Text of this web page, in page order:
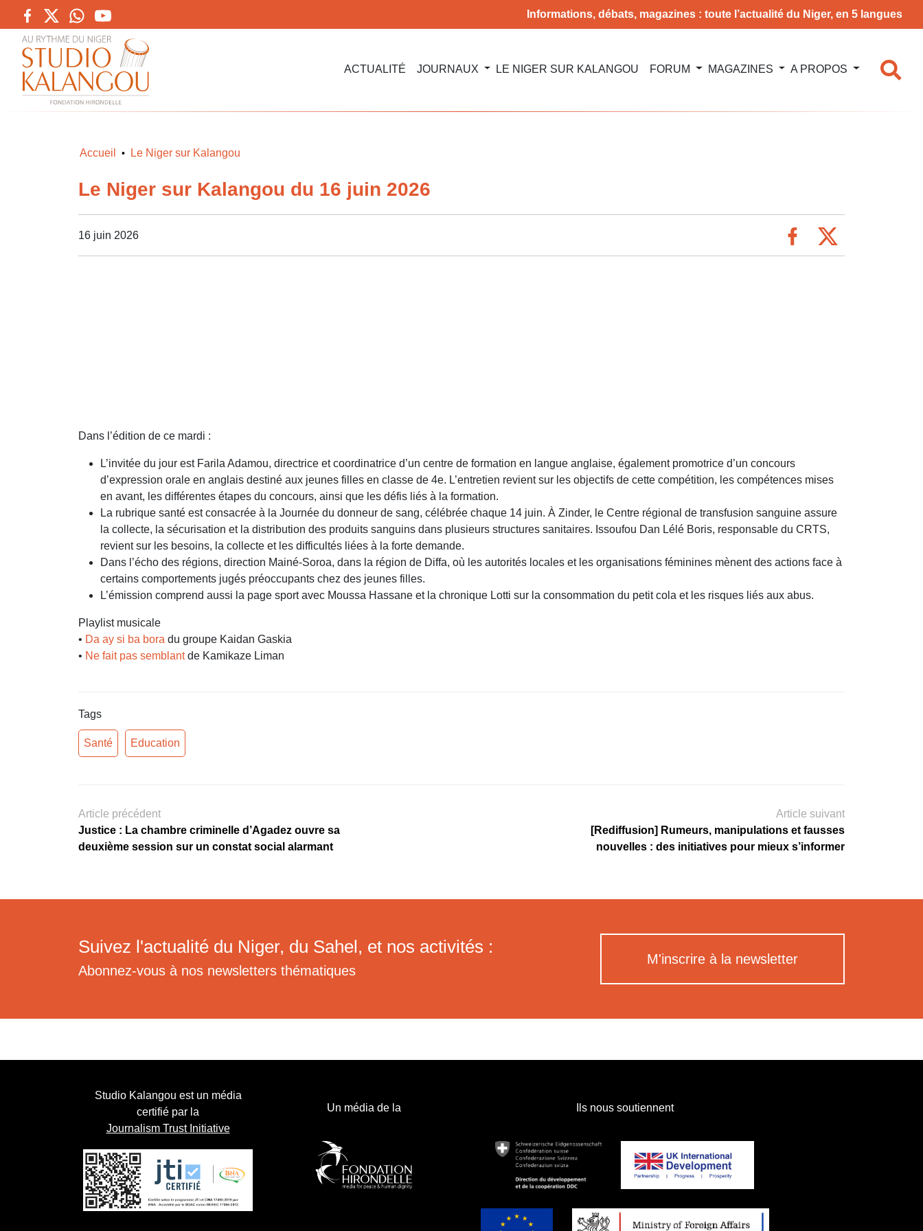
Informations, débats, magazines : toute l’actualité du Niger, en 5 langues
ACTUALITÉ JOURNAUX LE NIGER SUR KALANGOU FORUM MAGAZINES A PROPOS
Accueil • Le Niger sur Kalangou
Le Niger sur Kalangou du 16 juin 2026
16 juin 2026
Dans l’édition de ce mardi :
L’invitée du jour est Farila Adamou, directrice et coordinatrice d’un centre de formation en langue anglaise, également promotrice d’un concours
d’expression orale en anglais destiné aux jeunes filles en classe de 4e. L’entretien revient sur les objectifs de cette compétition, les compétences mises
en avant, les différentes étapes du concours, ainsi que les défis liés à la formation.
La rubrique santé est consacrée à la Journée du donneur de sang, célébrée chaque 14 juin. À Zinder, le Centre régional de transfusion sanguine assure
la collecte, la sécurisation et la distribution des produits sanguins dans plusieurs structures sanitaires. Issoufou Dan Lélé Boris, responsable du CRTS,
revient sur les besoins, la collecte et les difficultés liées à la forte demande.
Dans l’écho des régions, direction Mainé-Soroa, dans la région de Diffa, où les autorités locales et les organisations féminines mènent des actions face à
certains comportements jugés préoccupants chez des jeunes filles.
L’émission comprend aussi la page sport avec Moussa Hassane et la chronique Lotti sur la consommation du petit cola et les risques liés aux abus.
Playlist musicale
• Da ay si ba bora du groupe Kaidan Gaskia
• Ne fait pas semblantde Kamikaze Liman
Tags
Santé Education
Article précédent
Justice : La chambre criminelle d’Agadez ouvre sa
deuxième session sur un constat social alarmant
Article suivant
[Rediffusion] Rumeurs, manipulations et fausses
nouvelles : des initiatives pour mieux s’informer
Suivez l'actualité du Niger, du Sahel, et nos activités :
Abonnez-vous à nos newsletters thématiques
M'inscrire à la newsletter
Studio Kalangou est un média
certifié par la
Journalism Trust Initiative
Un média de la Ils nous soutiennent